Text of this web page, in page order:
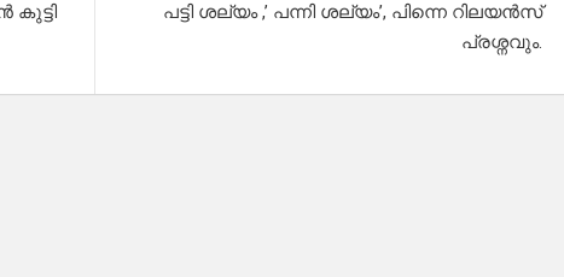
പട്ടി ശല്യം ,’ പന്നി ശല്യം’, പിന്നെ റിലയൻസ്
പ്രശ്നവും.